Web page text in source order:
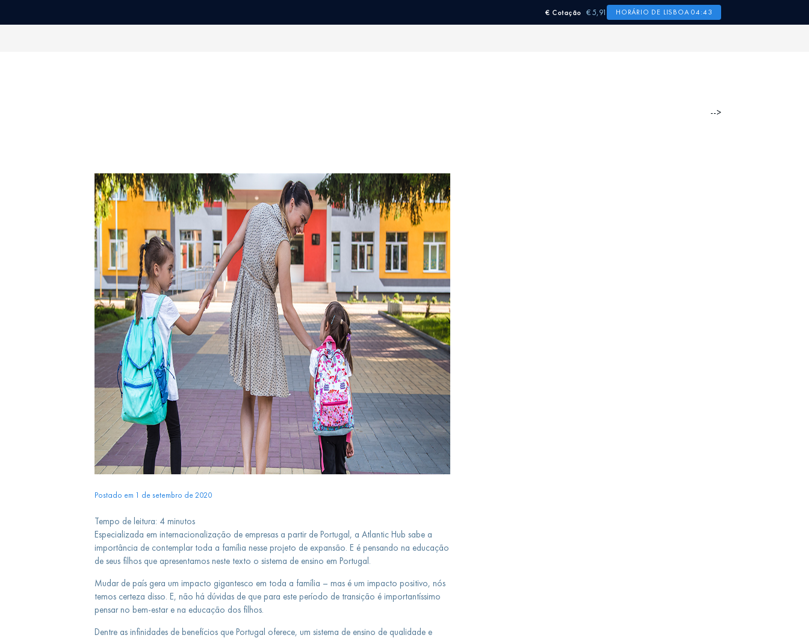
€ Cotação € 5,91 HORÁRIO DE LISBOA 04:43
Postado em 1 de setembro de 2020
Tempo de leitura: 4 minutos
Especializada em internacionalização de empresas a partir de Portugal, a Atlantic Hub sabe a
importância de contemplar toda a família nesse projeto de expansão. E é pensando na educação
de seus filhos que apresentamos neste texto o sistema de ensino em Portugal.
Mudar de país gera um impacto gigantesco em toda a família – mas é um impacto positivo, nós
temos certeza disso. E, não há dúvidas de que para este período de transição é importantíssimo
pensar no bem-estar e na educação dos filhos.
Dentre as infinidades de benefícios que Portugal oferece, um sistema de ensino de qualidade e
-->